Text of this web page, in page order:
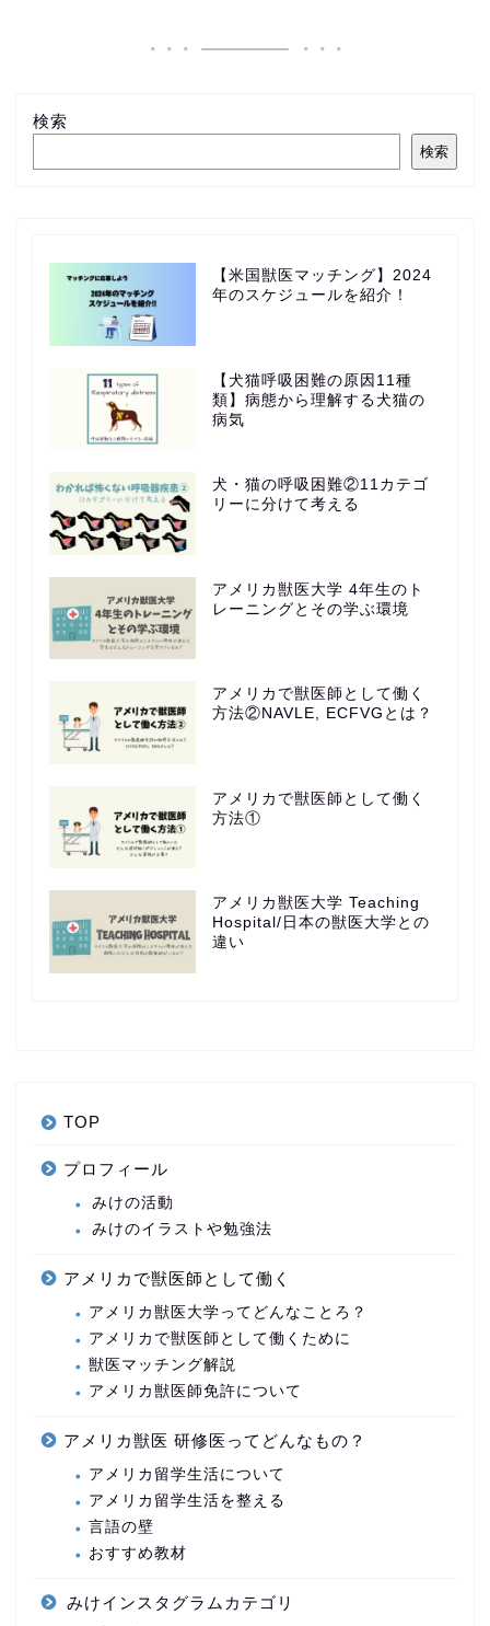
検索
検索
【米国獣医マッチング】2024
年のスケジュールを紹介！
【犬猫呼吸困難の原因11種
類】病態から理解する犬猫の
病気
犬・猫の呼吸困難②11カテゴ
リーに分けて考える
アメリカ獣医大学 4年生のト
レーニングとその学ぶ環境
アメリカで獣医師として働く
方法②NAVLE, ECFVGとは？
アメリカで獣医師として働く
方法①
アメリカ獣医大学 Teaching
Hospital/日本の獣医大学との
違い
TOP
プロフィール
みけの活動
みけのイラストや勉強法
アメリカで獣医師として働く
アメリカ獣医大学ってどんなことろ？
アメリカで獣医師として働くために
獣医マッチング解説
アメリカ獣医師免許について
アメリカ獣医 研修医ってどんなもの？
アメリカ留学生活について
アメリカ留学生活を整える
言語の壁
おすすめ教材
みけインスタグラムカテゴリ